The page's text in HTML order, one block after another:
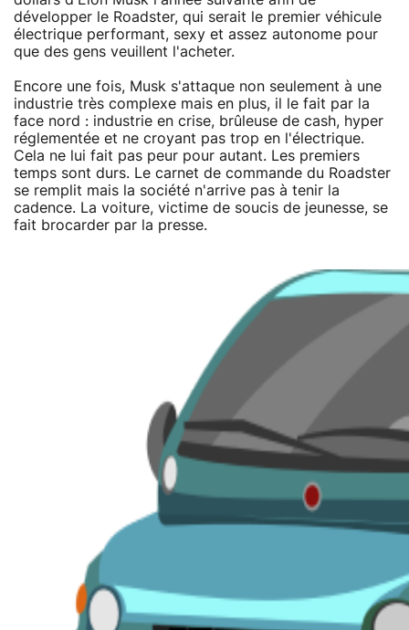
développer le Roadster, qui serait le premier véhicule
électrique performant, sexy et assez autonome pour
que des gens veuillent l'acheter.
Encore une fois, Musk s'attaque non seulement à une
industrie très complexe mais en plus, il le fait par la
face nord : industrie en crise, brûleuse de cash, hyper
réglementée et ne croyant pas trop en l'électrique.
Cela ne lui fait pas peur pour autant. Les premiers
temps sont durs. Le carnet de commande du Roadster
se remplit mais la société n'arrive pas à tenir la
cadence. La voiture, victime de soucis de jeunesse, se
fait brocarder par la presse.